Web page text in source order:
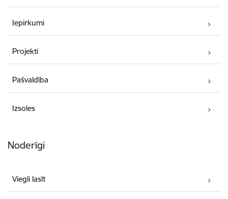
Iepirkumi
Projekti
Pašvaldība
Izsoles
Noderīgi
Viegli lasīt